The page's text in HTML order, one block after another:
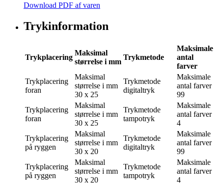
Download PDF af varen
Trykinformation
Trykplacering
Maksimal
størrelse i mm
Trykmetode
Maksimale
antal
farver
Trykplacering
foran
Maksimal
størrelse i mm
30 x 25
Trykmetode
digitaltryk
Maksimale
antal farver
99
Trykplacering
foran
Maksimal
størrelse i mm
30 x 25
Trykmetode
tampotryk
Maksimale
antal farver
4
Trykplacering
på ryggen
Maksimal
størrelse i mm
30 x 20
Trykmetode
digitaltryk
Maksimale
antal farver
99
Trykplacering
på ryggen
Maksimal
størrelse i mm
30 x 20
Trykmetode
tampotryk
Maksimale
antal farver
4